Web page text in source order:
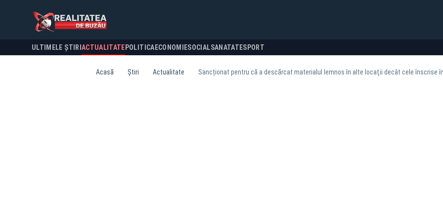
ULTIMELE ȘTIRI ACTUALITATE POLITICA ECONOMIESOCIALSANATATESPORT
Acasă Știri Actualitate Sancționat pentru că a descărcat materialul lemnos în alte locaţii decât cele înscrise